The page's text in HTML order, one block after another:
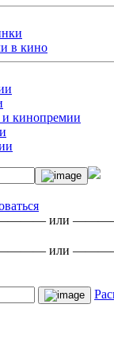
в кино
кинопремии
или
или